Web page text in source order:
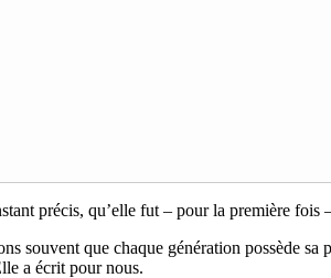
précis, qu’elle fut – pour la première
souvent que chaque génération possède
a écrit pour nous.